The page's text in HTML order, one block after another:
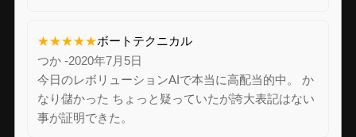
★★★★★ボートテクニカル
つか -2020年7月5日
今日のレボリューションAIで本当に高配当的中。 か
なり儲かった ちょっと疑っていたが誇大表記はない
事が証明できた。